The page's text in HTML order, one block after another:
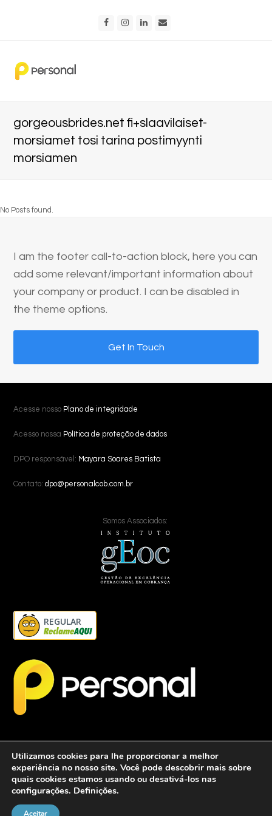
FacebookInstagram
LinkedIn
gorgeousbrides.net fi+slaavilaiset-
morsiamet tosi tarina postimyynti
morsiamen
No Posts found.
I am the footer call-to-action block, here you can
add some relevant/important information about
your company or product. I can be disabled in
the theme options.
Get In Touch
Acesse nosso Plano de integridade
Acesso nossa Política de proteção de dados
DPO responsável: Mayara Soares Batista
Contato:dpo@personalcob.com.br
Somos Associados:
REGULAR
2026 - Personalcob - CNPJ: 12.837.042/0001-60- Todos direitos
Utilizamos cookies para lhe proporcionar a melhor
experiência no nosso site. Você pode descobrir mais sobre
quais cookies estamos usando ou desativá-los nas
configurações. Definições.
Aceitar